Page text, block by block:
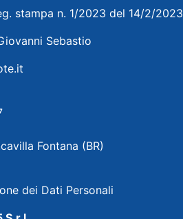
stampa n. 1/2023 del 14/2/2023
Sebastio
Fontana (BR)
dei Dati Personali